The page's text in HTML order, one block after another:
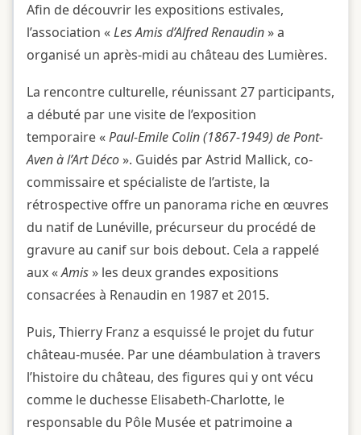
Afin de découvrir les expositions estivales,
l’association «Les Amis d’Alfred Renaudin» a
organisé un après-midi au château des Lumières.
La rencontre culturelle, réunissant 27 participants,
a débuté par une visite de l’exposition
temporaire «Paul-Emile Colin (1867-1949) de Pont-
Aven à l’Art Déco». Guidés par Astrid Mallick, co-
commissaire et spécialiste de l’artiste, la
rétrospective offre un panorama riche en œuvres
du natif de Lunéville, précurseur du procédé de
gravure au canif sur bois debout. Cela a rappelé
aux «Amis» les deux grandes expositions
consacrées à Renaudin en 1987 et 2015.
Puis, Thierry Franz a esquissé le projet du futur
château-musée. Par une déambulation à travers
l’histoire du château, des figures qui y ont vécu
comme le duchesse Elisabeth-Charlotte, le
responsable du Pôle Musée et patrimoine a